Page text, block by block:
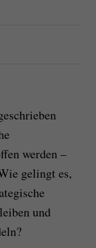
werden –
gelingt es,
und